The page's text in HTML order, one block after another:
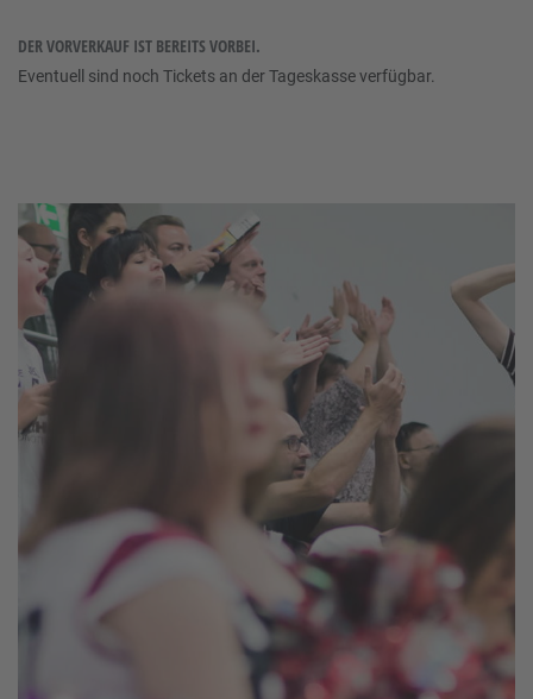
DER VORVERKAUF IST BEREITS VORBEI.
Eventuell sind noch Tickets an der Tageskasse verfügbar.